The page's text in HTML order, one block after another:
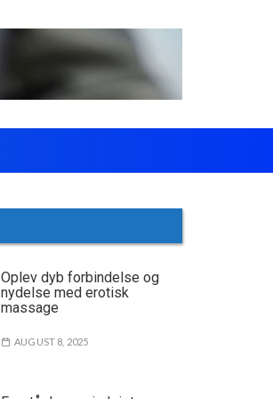
Oplev dyb forbindelse og
nydelse med erotisk
massage
AUGUST 8, 2025